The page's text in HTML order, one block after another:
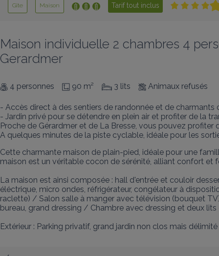
Gîte Maison Tarif tout inclus
Maison individuelle 2 chambres 4
Gerardmer
4 personnes 90 m² 3 lits Animaux refusés
- Accès direct à des sentiers de randonnée et de charmants
- Jardin privé pour se détendre en plein air et profiter de la
Proche de Gérardmer et de La Bresse, vous pouvez
A quelques minutes de la piste cyclable, idéale pour les
Cette charmante maison de plain-pied, idéale pour une
maison est un véritable cocon de sérénité, alliant confort et
La maison est ainsi composée : hall d'entrée et couloir
éléctrique, micro ondes, réfrigérateur, congélateur à
raclette) / Salon salle à manger avec télévision (bouquet
bureau, grand dressing / Chambre avec dressing et deux
Extérieur : Parking privatif, grand jardin non clos mais